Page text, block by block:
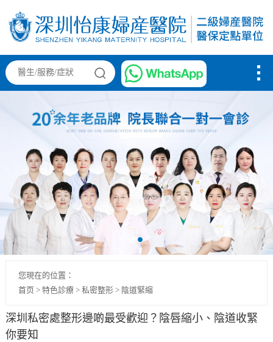
您現在的位置：
首页 > 特色診療> 私密整形> 陰道緊縮
深圳私密處整形邊啲最受歡迎？陰唇縮小、陰道收緊
你要知